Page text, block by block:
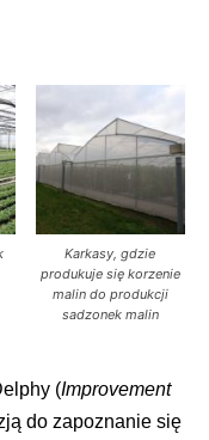
Karkasy, gdzie
produkuje się korzenie
malin do produkcji
sadzonek malin
(Improvement
do zapoznanie się